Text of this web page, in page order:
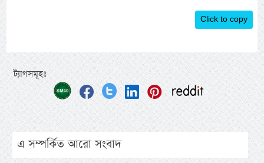
Click to copy
ট্যাগসমূহঃ
এ সম্পর্কিত আরো সংবাদ